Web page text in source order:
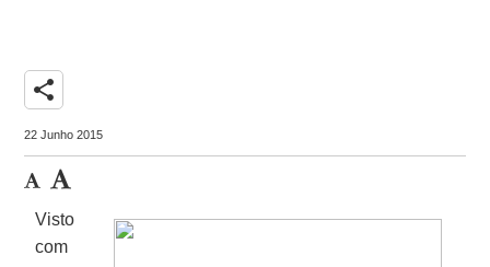
share
22 Junho 2015
Visto
com